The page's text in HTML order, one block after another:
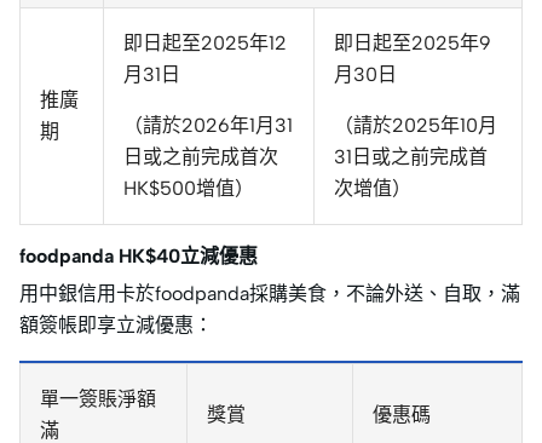
推廣
期
即日起至2025年12
月31日
（請於2026年1月31
日或之前完成首次
HK$500增值）
即日起至2025年9
月30日
（請於2025年10月
31日或之前完成首
次增值）
foodpanda HK$40立減優惠
用中銀信用卡於foodpanda採購美食，不論外送、自取，滿
額簽帳即享立減優惠：
單一簽賬淨額
滿
獎賞 優惠碼